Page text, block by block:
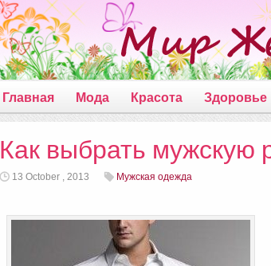
Главная Мода Красота Здоровье
Как выбрать мужскую
13 October , 2013 Мужская одежда